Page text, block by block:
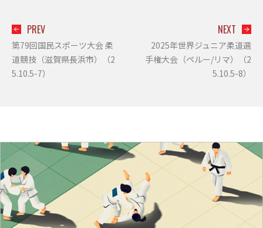
PREV
第79回国民スポーツ大会 柔
道競技（滋賀県長浜市）（2
5.10.5-7）
NEXT
2025年世界ジュニア柔道選
手権大会（ペルー/リマ）（2
5.10.5-8）